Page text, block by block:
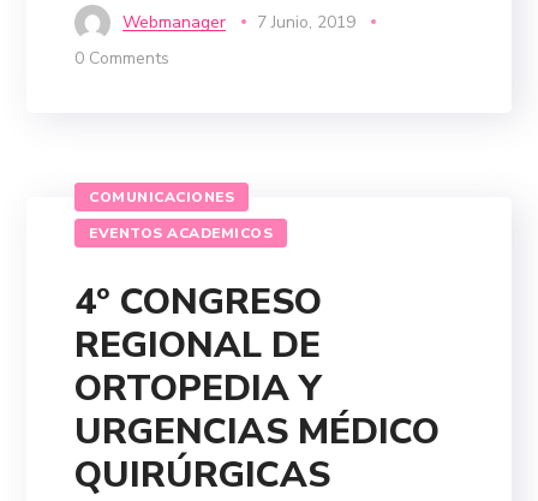
Webmanager
7 Junio, 2019
0 Comments
COMUNICACIONES
EVENTOS ACADEMICOS
4° CONGRESO
REGIONAL DE
ORTOPEDIA Y
URGENCIAS MÉDICO
QUIRÚRGICAS